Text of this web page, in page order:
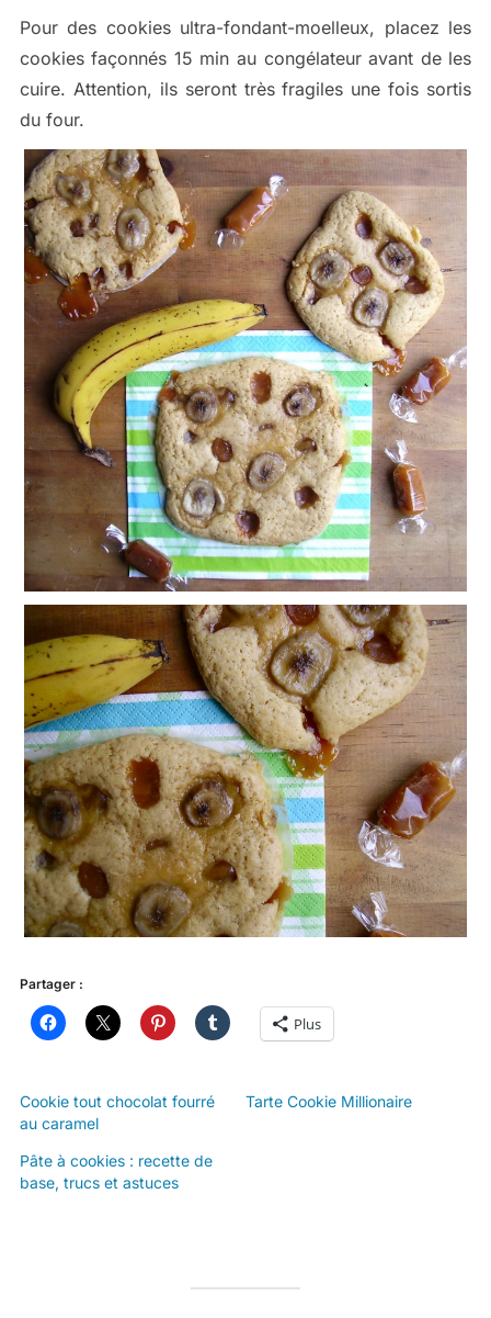
Pour des cookies ultra-fondant-moelleux, placez les
cookies façonnés 15 min au congélateur avant de les
cuire. Attention, ils seront très fragiles une fois sortis
du four.
Partager :
Plus
Cookie tout chocolat fourré
au caramel
Tarte Cookie Millionaire
Pâte à cookies : recette de
base, trucs et astuces